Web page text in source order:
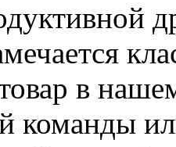
в
команды